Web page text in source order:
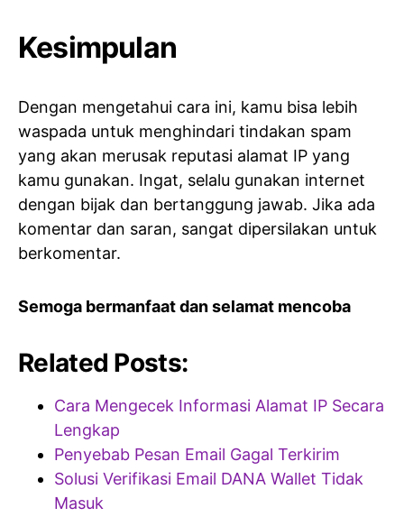
Kesimpulan
Dengan mengetahui cara ini, kamu bisa lebih
waspada untuk menghindari tindakan spam
yang akan merusak reputasi alamat IP yang
kamu gunakan. Ingat, selalu gunakan internet
dengan bijak dan bertanggung jawab. Jika ada
komentar dan saran, sangat dipersilakan untuk
berkomentar.
Semoga bermanfaat dan selamat mencoba
Related Posts:
Cara Mengecek Informasi Alamat IP Secara
Lengkap
Penyebab Pesan Email Gagal Terkirim
Solusi Verifikasi Email DANA Wallet Tidak
Masuk